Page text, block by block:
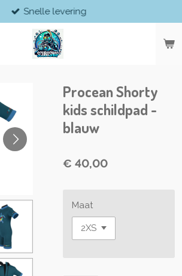
Snelle levering
Procean Shorty
kids schildpad -
blauw
€ 40,00
Maat